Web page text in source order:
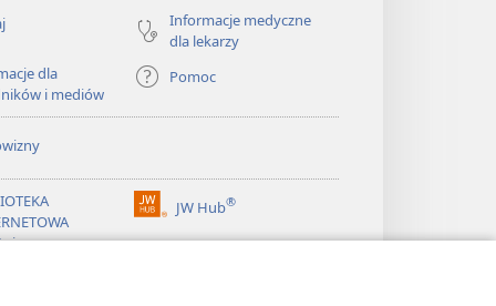
Informacje medyczne
dla lekarzy
dla
i mediów
Pomoc
JW Hub®
(opens
new